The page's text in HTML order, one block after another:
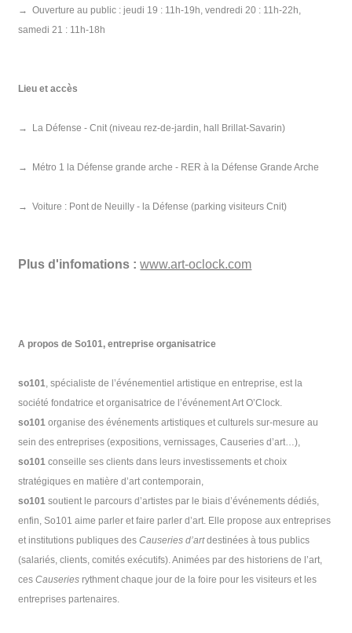
→Ouverture au public : jeudi 19 : 11h-19h, vendredi 20 : 11h-22h,
samedi 21 : 11h-18h
Lieu et accès
→ La Défense - Cnit (niveau rez-de-jardin, hall Brillat-Savarin)
→ Métro 1 la Défense grande arche - RER à la Défense Grande Arche
→Voiture : Pont de Neuilly - la Défense (parking visiteurs Cnit)
Plus d'infomations :www.art-oclock.com
A propos de So101, entreprise organisatrice
so101, spécialiste de l’événementiel artistique en entreprise, est la
société fondatrice et organisatrice de l’événement Art O’Clock.
so101 organise des événements artistiques et culturels sur-mesure au
sein des entreprises (expositions, vernissages, Causeries d’art…),
so101 conseille ses clients dans leurs investissements et choix
stratégiques en matière d’art contemporain,
so101 soutient le parcours d’artistes par le biais d’événements dédiés,
enfin, So101 aime parler et faire parler d’art. Elle propose aux entreprises
et institutions publiques desCauseries d’artdestinées à tous publics
(salariés, clients, comités exécutifs). Animées par des historiens de l’art,
cesCauseries rythment chaque jour de la foire pour les visiteurs et les
entreprises partenaires.